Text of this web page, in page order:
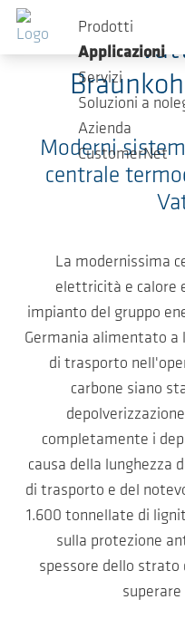
Salta al contenuto principale
Prodotti
Applicazioni
Servizi
Soluzioni a
Azienda
CustomerNet
Moderni
centrale
La modernissima
elettricità e calore
impianto del gruppo
Germania alimentato
di trasporto
carbone siano
completamente i
causa della lunghezza
di trasporto e del
1.600 tonnellate di
sulla protezione
spessore dello strato